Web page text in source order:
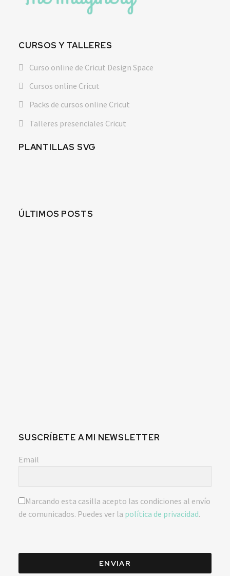
CURSOS Y TALLERES
Curso online de Cricut Design Space
Cursos online Cricut
Packs de cursos online Cricut
Talleres presenciales Cricut
PLANTILLAS SVG
ÚLTIMOS POSTS
SUSCRÍBETE A MI NEWSLETTER
Email
Marcando esta casilla acepto las condiciones al envío
de comunicados. Puedes ver la política de privacidad.
ENVIAR